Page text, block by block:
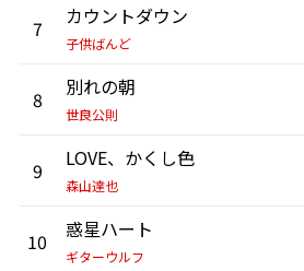
7 カウントダウン
子供ばんど
8 別れの朝
世良公則
9 LOVE、かくし色
森山達也
10 惑星ハート
ギターウルフ